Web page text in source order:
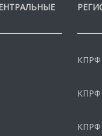
КПРФ
КПРФ
КПРФ